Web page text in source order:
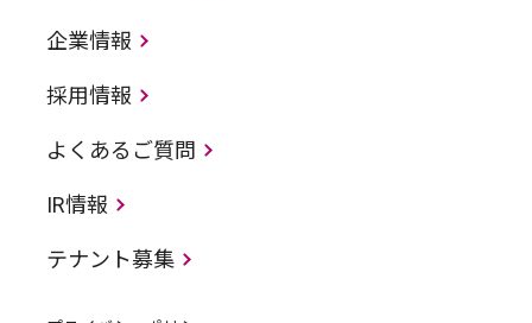
企業情報
採用情報
よくあるご質問
IR情報
テナント募集